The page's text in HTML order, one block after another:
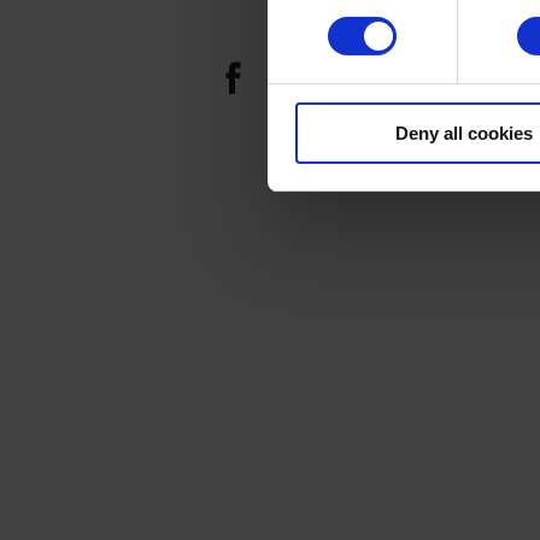
Deny all cookies